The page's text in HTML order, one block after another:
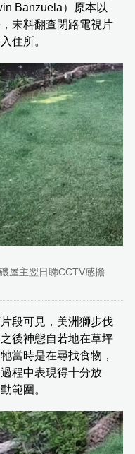
Banzuela）原本以
未料翻查閉路電視片
住所。
屋主翌日睇CCTV感擔
段可見，美洲獅步伐
後神態自若地在草坪
當時是在尋找食物，
程中表現得十分放
範圍。